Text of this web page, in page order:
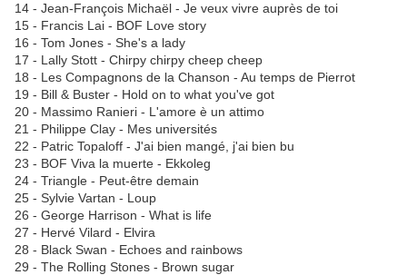
14 - Jean-François Michaël - Je veux vivre auprès de toi
15 - Francis Lai - BOF Love story
16 - Tom Jones - She's a lady
17 - Lally Stott - Chirpy chirpy cheep cheep
18 - Les Compagnons de la Chanson - Au temps de Pierrot
19 - Bill & Buster - Hold on to what you've got
20 - Massimo Ranieri - L'amore è un attimo
21 - Philippe Clay - Mes universités
22 - Patric Topaloff - J'ai bien mangé, j'ai bien bu
23 - BOF Viva la muerte - Ekkoleg
24 - Triangle - Peut-être demain
25 - Sylvie Vartan - Loup
26 - George Harrison - What is life
27 - Hervé Vilard - Elvira
28 - Black Swan - Echoes and rainbows
29 - The Rolling Stones - Brown sugar